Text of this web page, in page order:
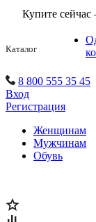
Купите
Каталог
8 800 555 35 45
Вход
Регистрация
Женщинам
Мужчинам
Обувь